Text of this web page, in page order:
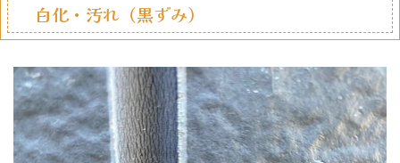
白化・汚れ（黒ずみ）